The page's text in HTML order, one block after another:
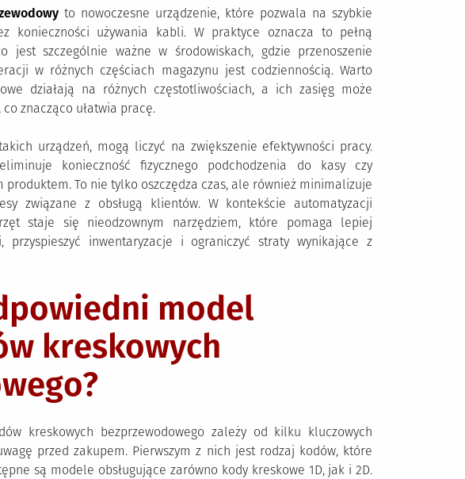
to nowoczesne urządzenie, które pozwala na szybkie
konieczności używania kabli. W praktyce oznacza to pełną
jest szczególnie ważne w środowiskach, gdzie przenoszenie
w różnych częściach magazynu jest codziennością. Warto
działają na różnych częstotliwościach, a ich zasięg może
znacząco ułatwia pracę.
urządzeń, mogą liczyć na zwiększenie efektywności pracy.
konieczność fizycznego podchodzenia do kasy czy
produktem. To nie tylko oszczędza czas, ale również minimalizuje
związane z obsługą klientów. W kontekście automatyzacji
staje się nieodzownym narzędziem, które pomaga lepiej
przyspieszyć inwentaryzacje i ograniczyć straty wynikające z
model
kreskowych
kreskowych bezprzewodowego zależy od kilku kluczowych
przed zakupem. Pierwszym z nich jest rodzaj kodów, które
są modele obsługujące zarówno kody kreskowe 1D, jak i 2D.